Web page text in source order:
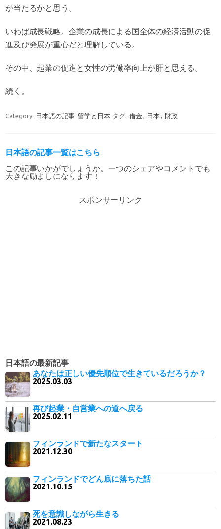
が当たるかと思う。
いわば成長戦略。企業の成長による国全体の経済活動の促
進及び発展が重心だと理解している。
その中、起業の促進と女性の労働率向上が肝と思える。
続く。
Category: 日本語の記事 留学と日本 タグ: 借金, 日本, 財政
日本語の記事一覧はこちら
この記事いかがでしょうか。一つのシェアやコメントでも
大きな励ましになります！
スポンサーリンク
日本語の最新記事
あなたは正しい優先順位で生きているだろうか？
2025.03.03
再び起業・自営業への道へ戻る
2025.02.11
フィンランドで新たなスタート
2021.12.30
フィンランドでどん底に落ちた話
2021.10.15
死を意識しながら生きる
2021.08.23